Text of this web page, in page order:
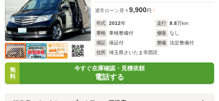
通常ローン 月々9,900円
年式 2012年 走行 8.8万km
車検
車検整備付 修復
なし
保証
保証付 整備
法定整備付
住所
埼玉県さいたま市西区
無
料
今すぐ在庫確認・見積依頼
電話する